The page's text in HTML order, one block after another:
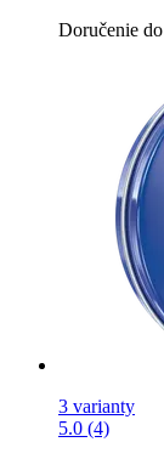
Doručenie
3 varianty
5.0 (4)